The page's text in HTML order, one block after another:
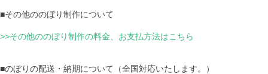
■その他ののぼり制作について
>>その他ののぼり制作の料金、お支払方法はこちら
■のぼりの配送・納期について（全国対応いたします。）